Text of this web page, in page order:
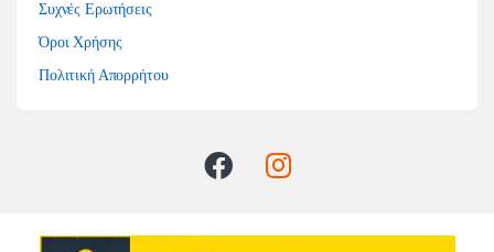
Συχνές Ερωτήσεις
Όροι Χρήσης
Πολιτική Απορρήτου